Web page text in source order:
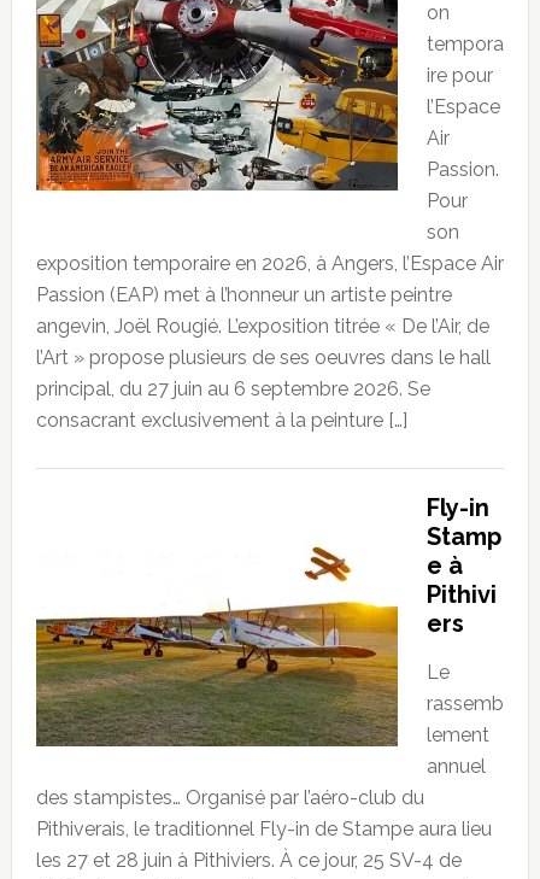
on
tempora
ire pour
l’Espace
Air
Passion.
Pour
son
exposition temporaire en 2026, à Angers, l’Espace Air
Passion (EAP) met à l’honneur un artiste peintre
angevin, Joël Rougié. L’exposition titrée « De l’Air, de
l’Art » propose plusieurs de ses oeuvres dans le hall
principal, du 27 juin au 6 septembre 2026. Se
consacrant exclusivement à la peinture […]
Fly-in
Stamp
e à
Pithivi
ers
Le
rassemb
lement
annuel
des stampistes… Organisé par l’aéro-club du
Pithiverais, le traditionnel Fly-in de Stampe aura lieu
les 27 et 28 juin à Pithiviers. À ce jour, 25 SV-4 de